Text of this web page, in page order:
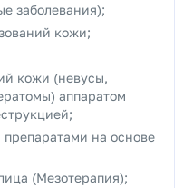
заболевания);
кожи;
кожи (невусы,
аппаратом
препаратами на основе
(Мезотерапия);